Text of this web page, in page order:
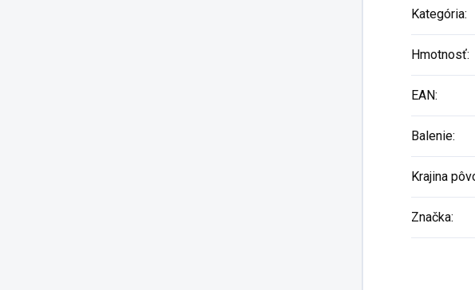
Kategória:
Hmotnosť:
EAN:
Balenie:
Krajina
Značka: